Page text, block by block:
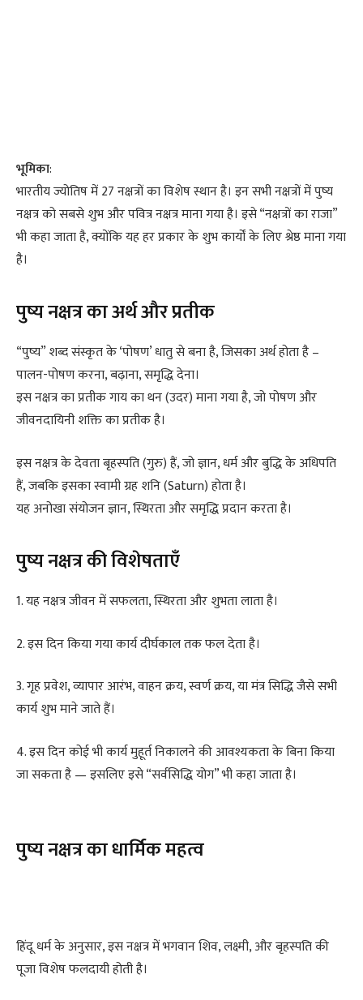
भूमिका:
भारतीय ज्योतिष में 27 नक्षत्रों का विशेष स्थान है। इन सभी नक्षत्रों में पुष्य
नक्षत्र को सबसे शुभ और पवित्र नक्षत्र माना गया है। इसे “नक्षत्रों का राजा”
भी कहा जाता है, क्योंकि यह हर प्रकार के शुभ कार्यों के लिए श्रेष्ठ माना गया
है।
पुष्य नक्षत्र का अर्थ और प्रतीक
“पुष्य” शब्द संस्कृत के ‘पोषण’ धातु से बना है, जिसका अर्थ होता है –
पालन-पोषण करना, बढ़ाना, समृद्धि देना।
इस नक्षत्र का प्रतीक गाय का थन (उदर) माना गया है, जो पोषण और
जीवनदायिनी शक्ति का प्रतीक है।
इस नक्षत्र के देवता बृहस्पति (गुरु) हैं, जो ज्ञान, धर्म और बुद्धि के अधिपति
हैं, जबकि इसका स्वामी ग्रह शनि (Saturn) होता है।
यह अनोखा संयोजन ज्ञान, स्थिरता और समृद्धि प्रदान करता है।
पुष्य नक्षत्र की विशेषताएँ
1. यह नक्षत्र जीवन में सफलता, स्थिरता और शुभता लाता है।
2. इस दिन किया गया कार्य दीर्घकाल तक फल देता है।
3. गृह प्रवेश, व्यापार आरंभ, वाहन क्रय, स्वर्ण क्रय, या मंत्र सिद्धि जैसे सभी
कार्य शुभ माने जाते हैं।
4. इस दिन कोई भी कार्य मुहूर्त निकालने की आवश्यकता के बिना किया
जा सकता है — इसलिए इसे “सर्वसिद्धि योग” भी कहा जाता है।
पुष्य नक्षत्र का धार्मिक महत्व
हिंदू धर्म के अनुसार, इस नक्षत्र में भगवान शिव, लक्ष्मी, और बृहस्पति की
पूजा विशेष फलदायी होती है।